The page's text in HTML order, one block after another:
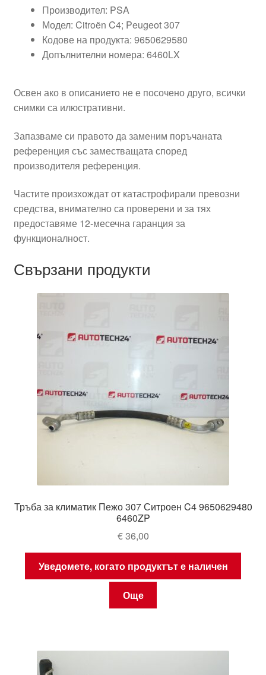
Производител: PSA
Модел: Citroën C4; Peugeot 307
Кодове на продукта: 9650629580
Допълнителни номера: 6460LX
Освен ако в описанието не е посочено друго, всички
снимки са илюстративни.
Запазваме си правото да заменим поръчаната
референция със заместващата според
производителя референция.
Частите произхождат от катастрофирали превозни
средства, внимателно са проверени и за тях
предоставяме 12-месечна гаранция за
функционалност.
Свързани продукти
Тръба за климатик Пежо 307 Ситроен C4 9650629480
6460ZP
€36,00
Уведомете, когато продуктът е наличен
Още